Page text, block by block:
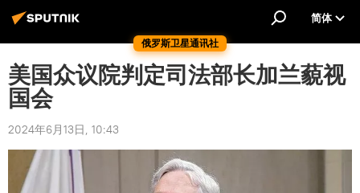
俄罗斯卫星通讯社
简体
美国众议院判定司法部长加兰藐视
国会
2024年6月13日, 10:43